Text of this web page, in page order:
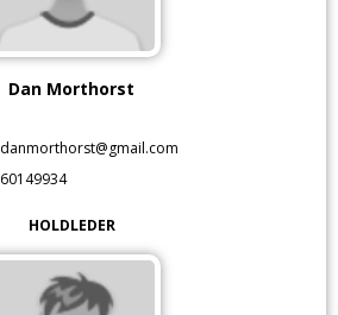
Dan Morthorst
danmorthorst@gmail.com
60149934
HOLDLEDER